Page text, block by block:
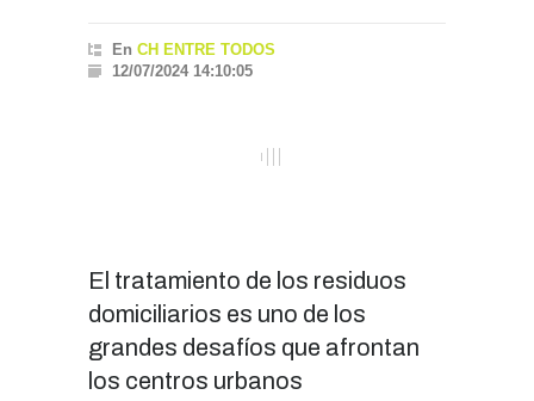
En CH ENTRE TODOS
12/07/2024 14:10:05
El tratamiento de los residuos
domiciliarios es uno de los
grandes desafíos que afrontan
los centros urbanos